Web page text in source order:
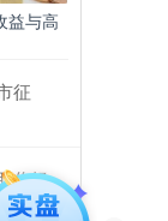
益与高
征
你轻